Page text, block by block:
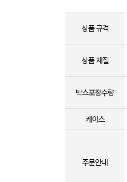
상품 규격
상품 재질
박스포장수량
케이스
주문안내